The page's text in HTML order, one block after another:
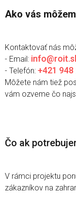
Ako vás
Kontaktovať nás
- Email:
- Telefón: +421 948
Môžete nám tiež
vám ozveme čo
Čo ak
V rámci projektu
zákazníkov na